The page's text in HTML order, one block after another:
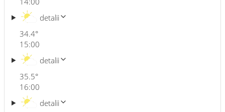
34.4°
detalii
15:00
35.5°
detalii
16:00
detalii